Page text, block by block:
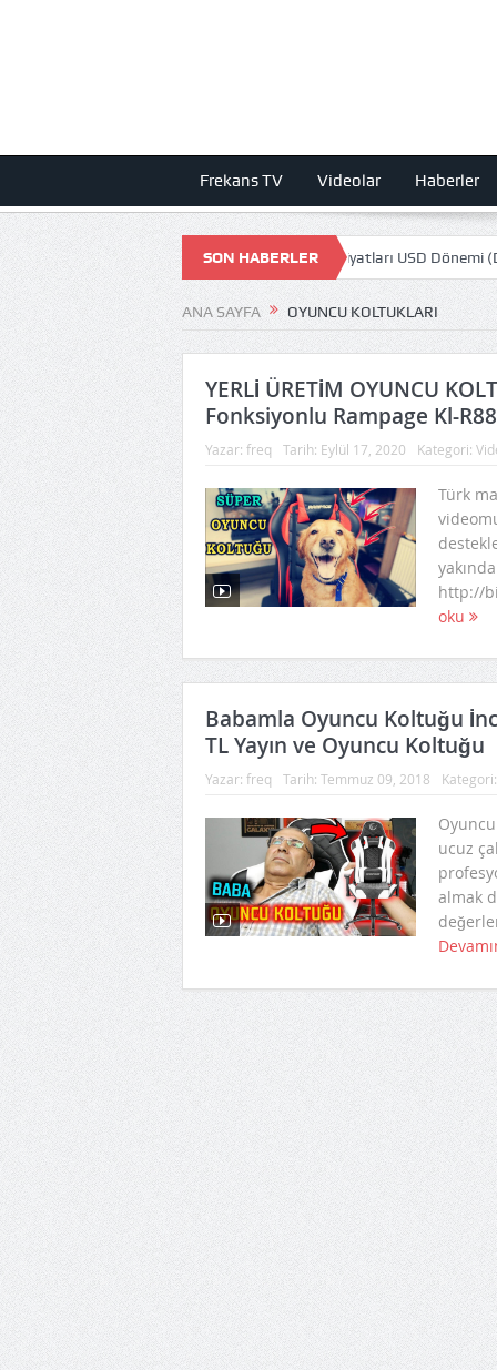
Frekans TV Videolar Haberler
SON HABERLER
ZAMLA 1000 TL Olmuş! STEAM Oyun fiyatları USD Dönemi (Dolar)
ANA SAYFA OYUNCU KOLTUKLARI
YERLİ ÜRETİM OYUNCU
Fonksiyonlu Rampage Kl-R88
Yazar: freq Tarih: Eylül 17, 2020 Kategori:
Türk
http://
oku
Babamla Oyuncu Koltuğu
TL Yayın ve Oyuncu Koltuğu
Yazar: freq Tarih: Temmuz 09, 2018
ucuz
almak